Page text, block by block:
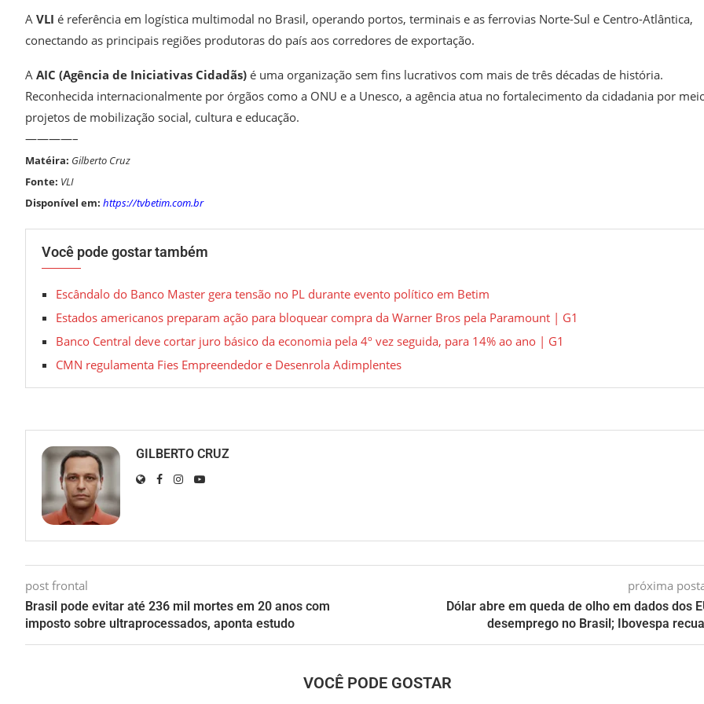
A VLI é referência em logística multimodal no Brasil, operando portos, terminais e as ferrovias Norte-Sul e Centro-Atlântica,
conectando as principais regiões produtoras do país aos corredores de exportação.
A AIC (Agência de Iniciativas Cidadãs) é uma organização sem fins lucrativos com mais de três décadas de história.
Reconhecida internacionalmente por órgãos como a ONU e a Unesco, a agência atua no fortalecimento da cidadania por
projetos de mobilização social, cultura e educação.
————–
Matéira: Gilberto Cruz
Fonte: VLI
Disponível em: https://tvbetim.com.br
Você pode gostar também
Escândalo do Banco Master gera tensão no PL durante evento político em Betim
Estados americanos preparam ação para bloquear compra da Warner Bros pela Paramount | G1
Banco Central deve cortar juro básico da economia pela 4º vez seguida, para 14% ao ano | G1
CMN regulamenta Fies Empreendedor e Desenrola Adimplentes
GILBERTO CRUZ
post frontal
Brasil pode evitar até 236 mil mortes em 20 anos com
imposto sobre ultraprocessados, aponta estudo
próxima
Dólar abre em queda de olho em dados dos
desemprego no Brasil; Ibovespa
VOCÊ PODE GOSTAR